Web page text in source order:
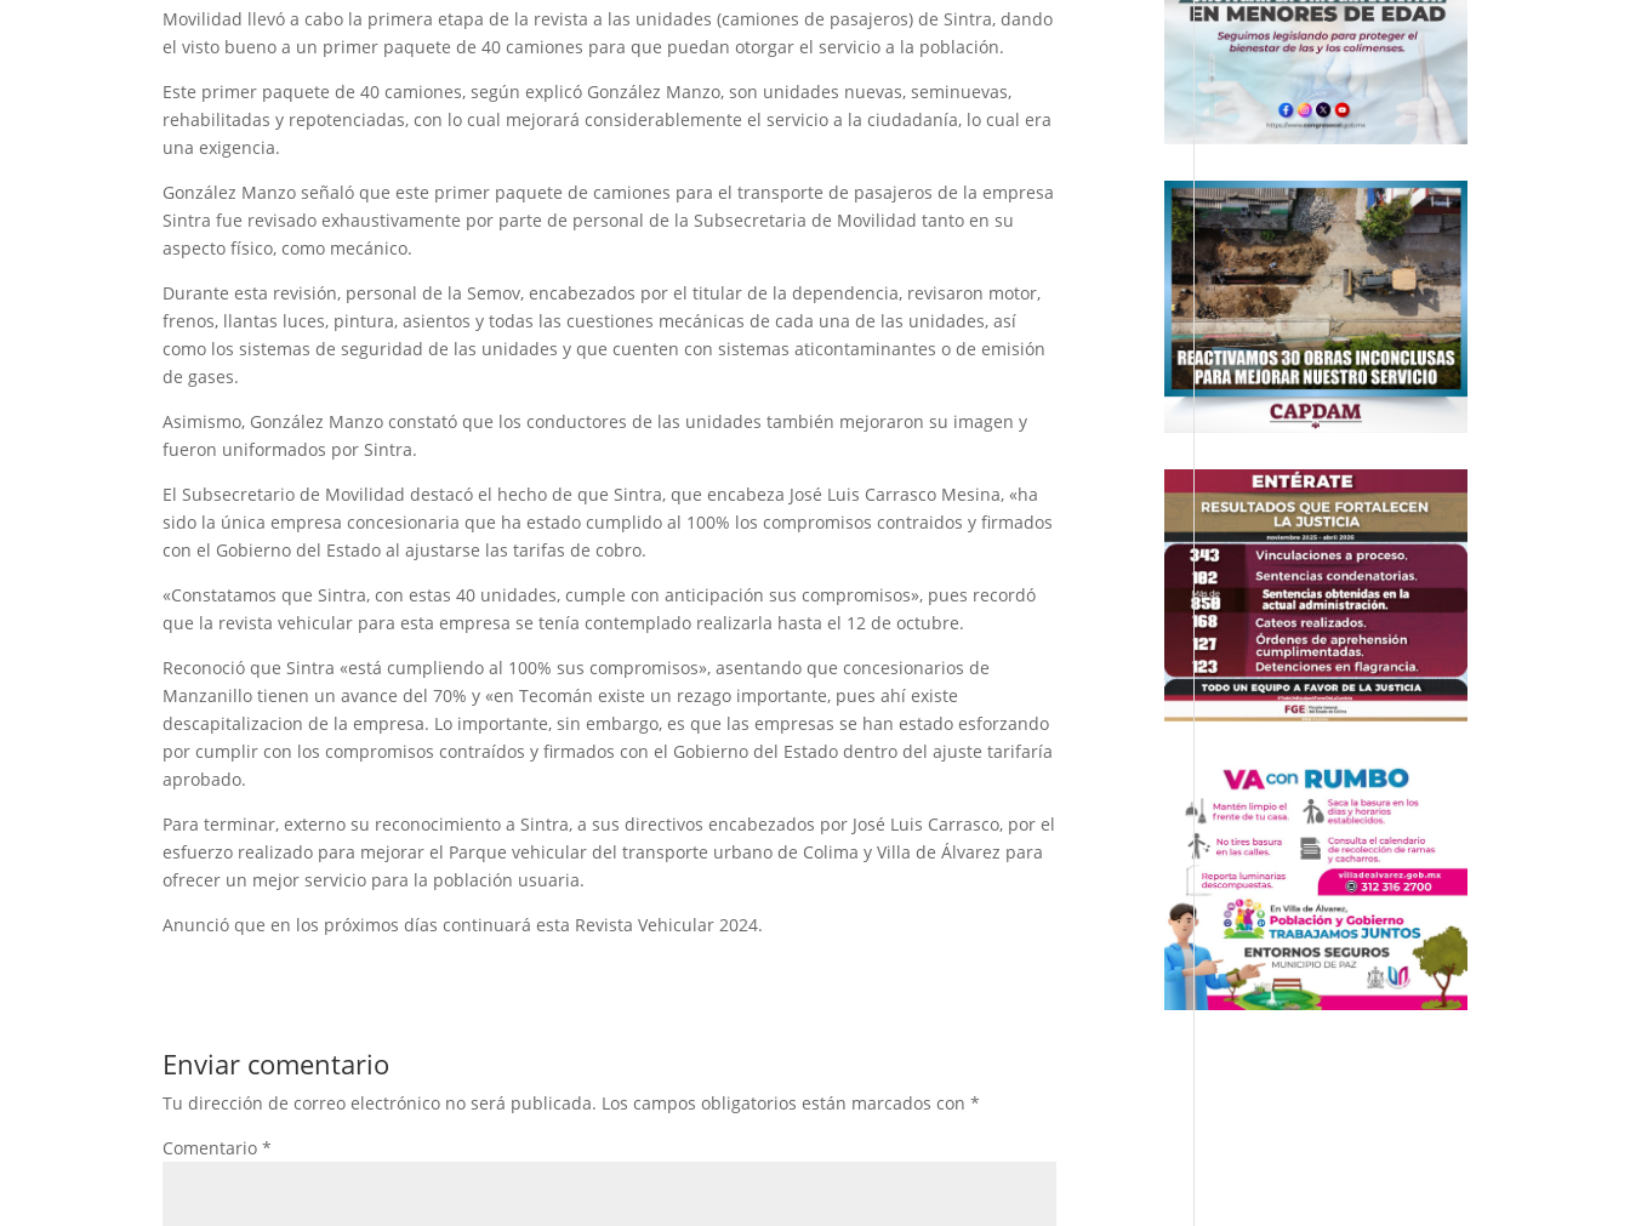
Movilidad llevó a cabo la primera etapa de la revista a las unidades (camiones de pasajeros) de Sintra, dando
el visto bueno a un primer paquete de 40 camiones para que puedan otorgar el servicio a la población.
Este primer paquete de 40 camiones, según explicó González Manzo, son unidades nuevas, seminuevas,
rehabilitadas y repotenciadas, con lo cual mejorará considerablemente el servicio a la ciudadanía, lo cual era
una exigencia.
González Manzo señaló que este primer paquete de camiones para el transporte de pasajeros de la empresa
Sintra fue revisado exhaustivamente por parte de personal de la Subsecretaria de Movilidad tanto en su
aspecto físico, como mecánico.
Durante esta revisión, personal de la Semov, encabezados por el titular de la dependencia, revisaron motor,
frenos, llantas luces, pintura, asientos y todas las cuestiones mecánicas de cada una de las unidades, así
como los sistemas de seguridad de las unidades y que cuenten con sistemas aticontaminantes o de emisión
de gases.
Asimismo, González Manzo constató que los conductores de las unidades también mejoraron su imagen y
fueron uniformados por Sintra.
El Subsecretario de Movilidad destacó el hecho de que Sintra, que encabeza José Luis Carrasco Mesina, «ha
sido la única empresa concesionaria que ha estado cumplido al 100% los compromisos contraidos y firmados
con el Gobierno del Estado al ajustarse las tarifas de cobro.
«Constatamos que Sintra, con estas 40 unidades, cumple con anticipación sus compromisos», pues recordó
que la revista vehicular para esta empresa se tenía contemplado realizarla hasta el 12 de octubre.
Reconoció que Sintra «está cumpliendo al 100% sus compromisos», asentando que concesionarios de
Manzanillo tienen un avance del 70% y «en Tecomán existe un rezago importante, pues ahí existe
descapitalizacion de la empresa. Lo importante, sin embargo, es que las empresas se han estado esforzando
por cumplir con los compromisos contraídos y firmados con el Gobierno del Estado dentro del ajuste tarifaría
aprobado.
Para terminar, externo su reconocimiento a Sintra, a sus directivos encabezados por José Luis Carrasco, por el
esfuerzo realizado para mejorar el Parque vehicular del transporte urbano de Colima y Villa de Álvarez para
ofrecer un mejor servicio para la población usuaria.
Anunció que en los próximos días continuará esta Revista Vehicular 2024.
Enviar comentario
Tu dirección de correo electrónico no será publicada. Los campos obligatorios están marcados con*
Comentario*